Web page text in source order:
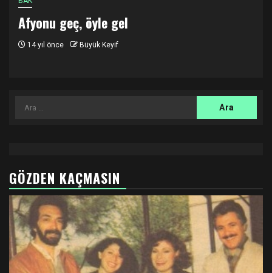
Afyonu geç, öyle gel
14 yıl önce Büyük Keyif
Arama:
GÖZDEN KAÇMASIN